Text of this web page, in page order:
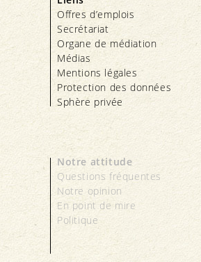
Offres d’emplois
Secrétariat
Organe de médiation
Médias
Mentions légales
Protection des données
Sphère privée
Notre attitude
Questions fréquentes
Notre opinion
En point de mire
Politique